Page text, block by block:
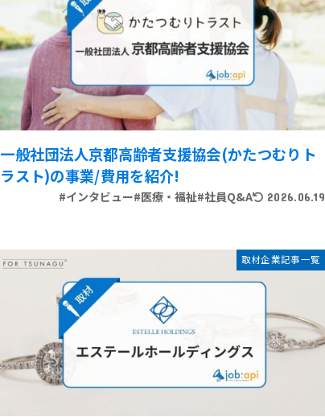
一般社団法人京都高齢者支援協会(かたつむりト
ラスト)の事業/費用を紹介!
#インタビュー#医療・福祉#社員Q&A 2026.06.19
取材企業記事一覧